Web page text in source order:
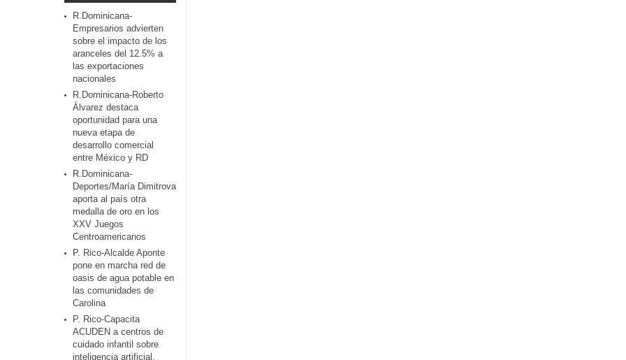
R.Dominicana-
Empresarios advierten
sobre el impacto de los
aranceles del 12.5% a
las exportaciones
nacionales
R.Dominicana-Roberto
Álvarez destaca
oportunidad para una
nueva etapa de
desarrollo comercial
entre México y RD
R.Dominicana-
Deportes/María Dimitrova
aporta al país otra
medalla de oro en los
XXV Juegos
Centroamericanos
P. Rico-Alcalde Aponte
pone en marcha red de
oasis de agua potable en
las comunidades de
Carolina
P. Rico-Capacita
ACUDEN a centros de
cuidado infantil sobre
inteligencia artificial,